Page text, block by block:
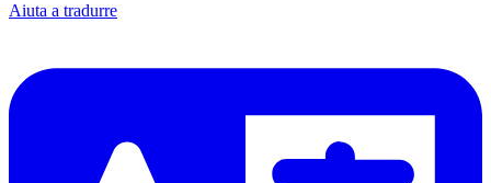
Aiuta a tradurre